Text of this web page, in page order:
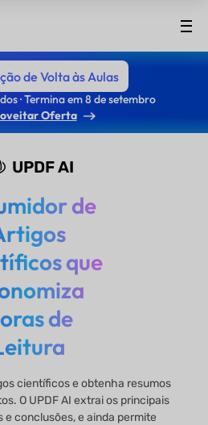
de Volta às Aulas
· Termina em 8 de setembro
Oferta
UPDF AI
de
que
de
científicos e obtenha resumos
O UPDF AI extrai os principais
e conclusões, e ainda permite